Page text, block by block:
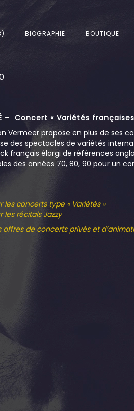
BIOGRAPHIE BOUTIQUE
– Concert « Variétés
Vermeer propose en plus de ses
des spectacles de variétés
français élargi de références
des années 70, 80, 90 pour un
les concerts type « Variétés »
les récitals Jazzy
offres de concerts privés et